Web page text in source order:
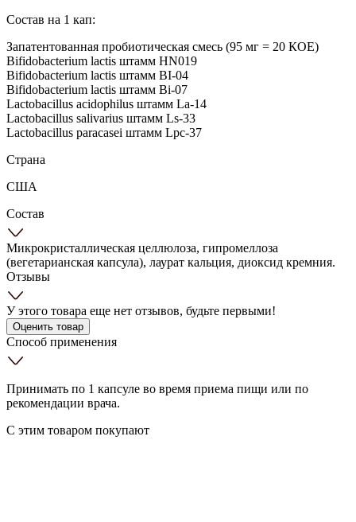
Состав на 1 кап:
Запатентованная пробиотическая смесь (95 мг = 20 КОЕ)
Bifidobacterium lactis штамм HN019
Bifidobacterium lactis штамм BI-04
Bifidobacterium lactis штамм Bi-07
Lactobacillus acidophilus штамм La-14
Lactobacillus salivarius штамм Ls-33
Lactobacillus paracasei штамм Lpc-37
Страна
США
Состав
Микрокристаллическая целлюлоза, гипромеллоза
(вегетарианская капсула), лаурат кальция, диоксид кремния.
Отзывы
У этого товара еще нет отзывов, будьте первыми!
Оценить товар
Способ применения
Принимать по 1 капсуле во время приема пищи или по
рекомендации врача.
С этим товаром покупают